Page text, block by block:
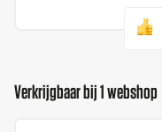
Verkrijgbaar bij 1 webshop